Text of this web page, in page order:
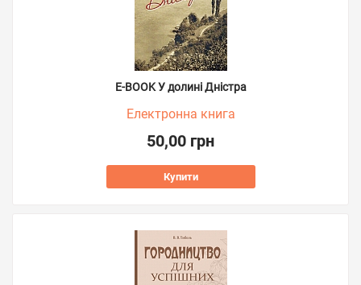
E-BOOK У долині Дністра
Електронна книга
50,00 грн
Купити